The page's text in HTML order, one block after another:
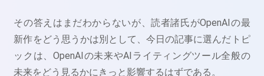
その答えはまだわからないが、読者諸氏がOpenAIの最
新作をどう思うかは別として、今日の記事に選んだトピ
ックは、OpenAIの未来やAIライティングツール全般の
未来をどう見るかにきっと影響するはずである。